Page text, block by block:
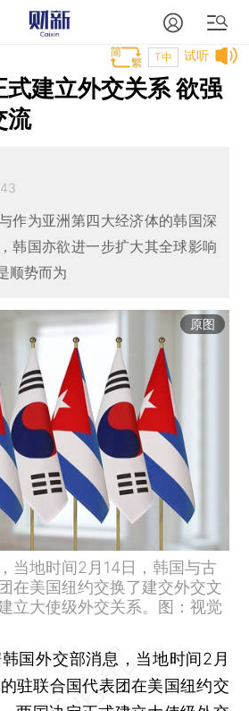
试听
T中
建立外交关系 欲强
流
作为亚洲第四大经济体的韩国深
韩国亦欲进一步扩大其全球影响
顺势而为
原图
当地时间2月14日，韩国与古
在美国纽约交换了建交外交文
立大使级外交关系。图：视觉
国外交部消息，当地时间2月
驻联合国代表团在美国纽约交